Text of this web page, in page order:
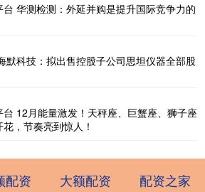
台 华测检测：外延并购是提升国际竞争力的
默科技：拟出售控股子公司思坦仪器全部股
台 12月能量激发！天秤座、巨蟹座、狮子座
，节奏亮到惊人！
配资 大额配资 配资之家